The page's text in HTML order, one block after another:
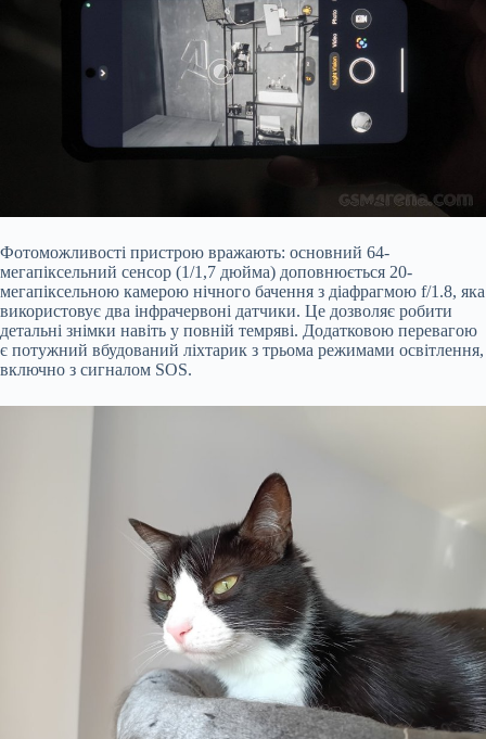
Фотоможливості пристрою вражають: основний 64-
мегапіксельний сенсор (1/1,7 дюйма) доповнюється 20-
мегапіксельною камерою нічного бачення з діафрагмою f/1.8, яка
використовує два інфрачервоні датчики. Це дозволяє робити
детальні знімки навіть у повній темряві. Додатковою перевагою
є потужний вбудований ліхтарик з трьома режимами освітлення,
включно з сигналом SOS.